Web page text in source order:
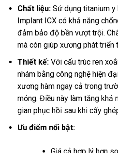
Chất liệu:Sử dụng titanium y
Implant ICX có khả năng
đảm bảo độ bền vượt trội.
mà còn giúp xương phát triển
Thiết kế:Với cấu trúc ren
nhám bằng công nghệ hiện
xương hàm ngay cả trong
mỏng. Điều này làm tăng khả
gian phục hồi sau khi cấy
Ưu điểm nổi bật:
Giá cả hợp lý hơn